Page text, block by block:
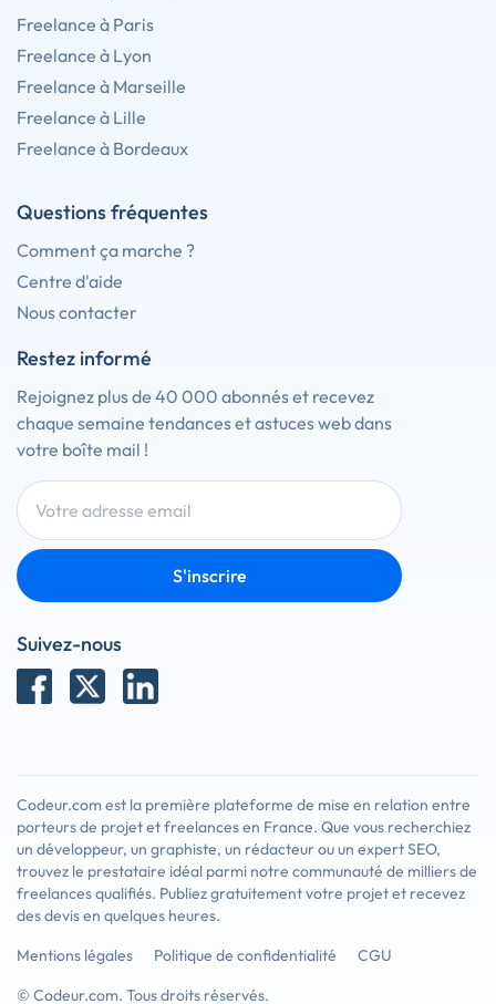
Freelance à Paris
Freelance à Lyon
Freelance à Marseille
Freelance à Lille
Freelance à Bordeaux
Questions fréquentes
Comment ça marche ?
Centre d'aide
Nous contacter
Restez informé
Rejoignez plus de 40 000 abonnés et recevez
chaque semaine tendances et astuces web dans
votre boîte mail !
S'inscrire
Suivez-nous
Codeur.com est la première plateforme de mise en relation entre
porteurs de projet et freelances en France. Que vous recherchiez
un développeur, un graphiste, un rédacteur ou un expert SEO,
trouvez le prestataire idéal parmi notre communauté de milliers de
freelances qualifiés. Publiez gratuitement votre projet et recevez
des devis en quelques heures.
Mentions légales
Politique de confidentialité
CGU
© Codeur.com. Tous droits réservés.